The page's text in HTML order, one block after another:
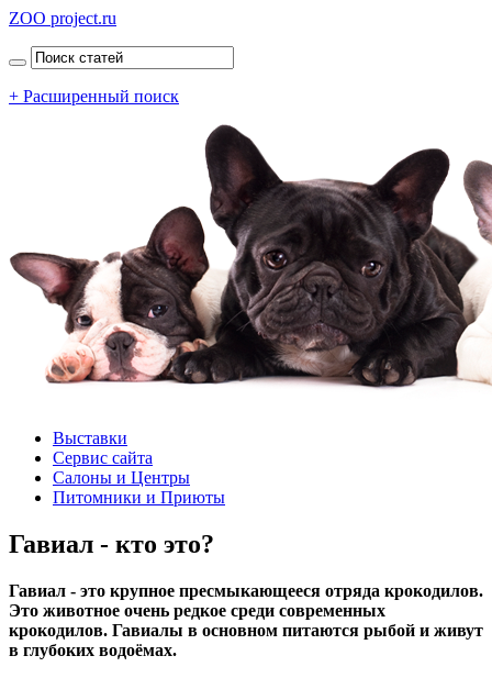
ZOO project.ru
+ Расширенный поиск
Выставки
Сервис сайта
Салоны и Центры
Питомники и Приюты
Гавиал - кто это?
Гавиал - это крупное пресмыкающееся отряда крокодилов.
Это животное очень редкое среди современных
крокодилов. Гавиалы в основном питаются рыбой и живут
в глубоких водоёмах.